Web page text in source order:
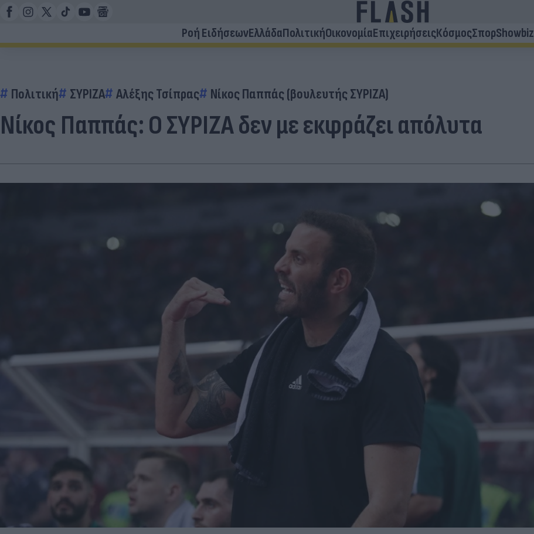
Ροή ΕιδήσεωνΕλλάδαΠολιτικήΟικονομίαΕπιχειρήσειςΚόσμοςΣπορShowbiz
Πολιτική ΣΥΡΙΖΑ Αλέξης Τσίπρας Νίκος Παππάς (βουλευτής ΣΥΡΙΖΑ)
Νίκος Παππάς: Ο ΣΥΡΙΖΑ δεν με εκφράζει απόλυτα